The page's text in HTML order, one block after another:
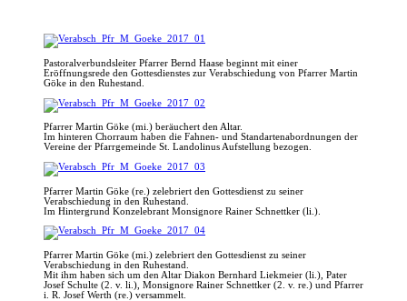
Pastoralverbundsleiter Pfarrer Bernd Haase beginnt mit einer
Eröffnungsrede den Gottesdienstes zur Verabschiedung von Pfarrer Martin
Göke in den Ruhestand.
Pfarrer Martin Göke (mi.) beräuchert den Altar.
Im hinteren Chorraum haben die Fahnen- und Standartenabordnungen der
Vereine der Pfarrgemeinde St. Landolinus Aufstellung bezogen.
Pfarrer Martin Göke (re.) zelebriert den Gottesdienst zu seiner
Verabschiedung in den Ruhestand.
Im Hintergrund Konzelebrant Monsignore Rainer Schnettker (li.).
Pfarrer Martin Göke (mi.) zelebriert den Gottesdienst zu seiner
Verabschiedung in den Ruhestand.
Mit ihm haben sich um den Altar Diakon Bernhard Liekmeier (li.), Pater
Josef Schulte (2. v. li.), Monsignore Rainer Schnettker (2. v. re.) und Pfarrer
i. R. Josef Werth (re.) versammelt.